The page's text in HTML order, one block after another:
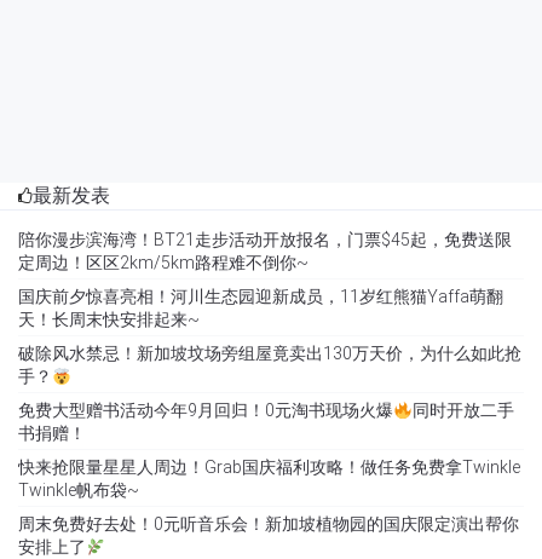
最新发表
陪你漫步滨海湾！BT21走步活动开放报名，门票$45起，免费送限
定周边！区区2km/5km路程难不倒你~
国庆前夕惊喜亮相！河川生态园迎新成员，11岁红熊猫Yaffa萌翻
天！长周末快安排起来~
破除风水禁忌！新加坡坟场旁组屋竟卖出130万天价，为什么如此抢
手？
免费大型赠书活动今年9月回归！0元淘书现场火爆
同时开放二手
书捐赠！
快来抢限量星星人周边！Grab国庆福利攻略！做任务免费拿Twinkle
Twinkle帆布袋~
周末免费好去处！0元听音乐会！新加坡植物园的国庆限定演出帮你
安排上了